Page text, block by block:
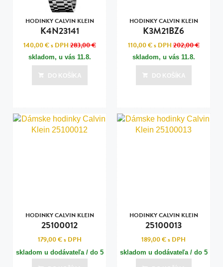
HODINKY CALVIN KLEIN
K4N23141
140,00 €s DPH283,00 €
skladom, u vás 11.8.
DO KOŠÍKA
HODINKY CALVIN KLEIN
K3M21BZ6
110,00 €s DPH202,00 €
skladom, u vás 11.8.
DO KOŠÍKA
HODINKY CALVIN KLEIN
25100012
179,00 €s DPH
skladom u dodávateľa / do 5
dní
HODINKY CALVIN KLEIN
25100013
189,00 €s DPH
skladom u dodávateľa / do 5
dní